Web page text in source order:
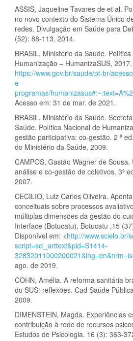
ASSIS, Jaqueline Tavares de et al.
no novo contexto do Sistema Único
redes. Divulgação em Saúde para
(52): 88-113, 2014.
BRASIL. Ministério da Saúde.
Humanização – HumanizaSUS,
https://www.gov.br/saude/pt-br/
e-
programas/
Acesso em: 31 de mar. de 2021.
BRASIL. Ministério da Saúde.
Saúde. Política Nacional de
gestão participativa: co-gestão. 2 ª
do Ministério da Saúde, 2009.
CAMPOS, Gastão Wagner de
análise e co-gestão de coletivos. 3ª
2007.
CECILIO, Luiz Carlos Oliveira.
conceituais sobre processos
múltiplas dimensões da gestão do
Interface (Botucatu), Botucatu ,15
Disponível em: <http://www.scielo.br/
script=sci_arttext&pid=S1414-
ago. de 2019.
COHN, Amélia. A reforma sanitária
do SUS: reflexões. Cad Saúde
2009.
DIMENSTEIN, Magda. Experiências
contribuição à rede de recursos
Estudos de Psicologia. 16 (3): 363-